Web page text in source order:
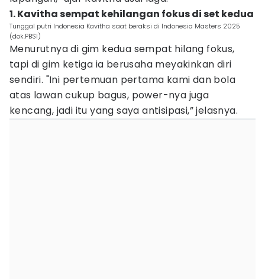
1. Kavitha sempat kehilangan fokus di set kedua
Tunggal putri Indonesia Kavitha saat beraksi di Indonesia Masters 2025
(dok.PBSI)
Menurutnya di gim kedua sempat hilang fokus,
tapi di gim ketiga ia berusaha meyakinkan diri
sendiri. "Ini pertemuan pertama kami dan bola
atas lawan cukup bagus, power-nya juga
kencang, jadi itu yang saya antisipasi,” jelasnya.